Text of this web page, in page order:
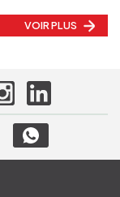
VOIR PLUS